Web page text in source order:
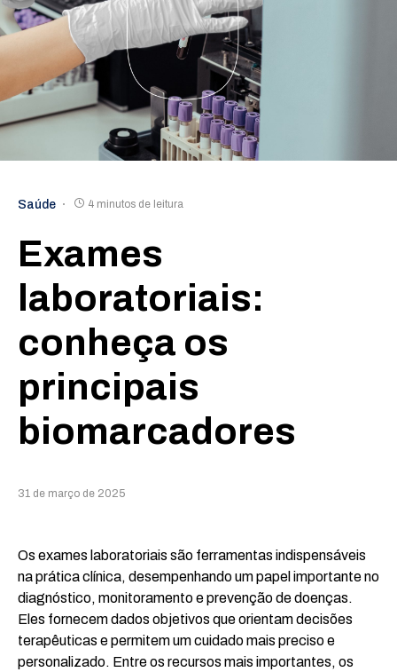
Saúde 4 minutos de leitura
Exames
laboratoriais:
conheça os
principais
biomarcadores
31 de março de 2025
Os exames laboratoriais são ferramentas indispensáveis
na prática clínica, desempenhando um papel importante no
diagnóstico, monitoramento e prevenção de doenças.
Eles fornecem dados objetivos que orientam decisões
terapêuticas e permitem um cuidado mais preciso e
personalizado. Entre os recursos mais importantes, os